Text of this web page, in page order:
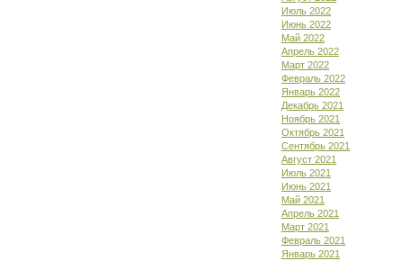
Июль 2022
Июнь 2022
Май 2022
Апрель 2022
Март 2022
Февраль 2022
Январь 2022
Декабрь 2021
Ноябрь 2021
Октябрь 2021
Сентябрь 2021
Август 2021
Июль 2021
Июнь 2021
Май 2021
Апрель 2021
Март 2021
Февраль 2021
Январь 2021